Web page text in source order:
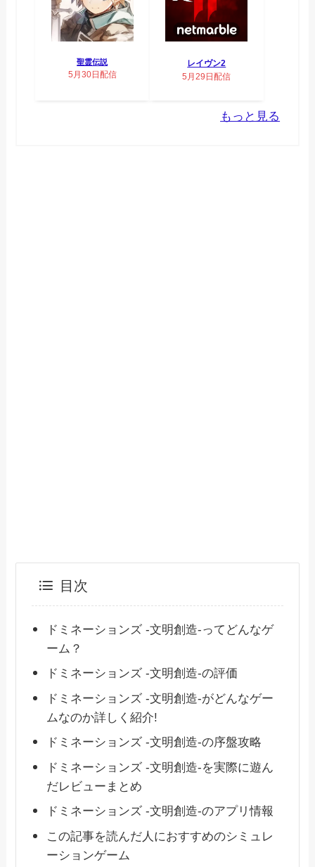
聖霊伝説
5月30日配信
レイヴン2
5月29日配信
もっと見る
目次
ドミネーションズ -文明創造-ってどんなゲ
ーム？
ドミネーションズ -文明創造-の評価
ドミネーションズ -文明創造-がどんなゲー
ムなのか詳しく紹介!
ドミネーションズ -文明創造-の序盤攻略
ドミネーションズ -文明創造-を実際に遊ん
だレビューまとめ
ドミネーションズ -文明創造-のアプリ情報
この記事を読んだ人におすすめのシミュレ
ーションゲーム